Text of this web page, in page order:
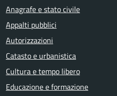
Anagrafe e stato civile
Appalti pubblici
Autorizzazioni
Catasto e urbanistica
Cultura e tempo libero
Educazione e formazione